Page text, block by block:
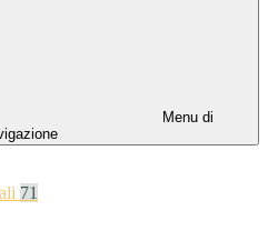
Menu di
71